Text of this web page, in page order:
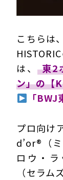
こちらは
は、
東2
ン」の【
「
プロ向け
d’or®（
ロウ・ラ
（セラ